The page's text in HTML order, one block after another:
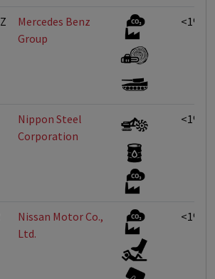
Mercedes Benz
Group
<1%
Nippon Steel
Corporation
<1%
Nissan Motor Co.,
Ltd.
<1%